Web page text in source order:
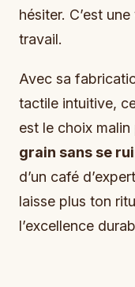
hésiter. C’est
travail.
Avec sa
tactile intuitive,
est le choix malin
grain sans se
d’un café
laisse plus ton
l’excellence